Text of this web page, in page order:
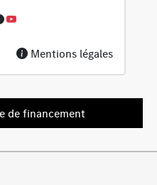
pour moteur diesel
Mentions légales
de financement